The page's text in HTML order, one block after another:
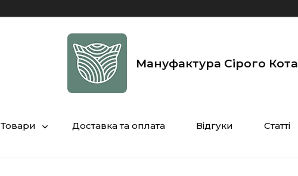
Мануфактура Сірого Кота
Товари Доставка та оплата Відгуки Статті